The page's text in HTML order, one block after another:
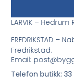
LARVIK – Hedrum
FREDRIKSTAD –
Fredrikstad.
Email:
Telefon butikk: 33